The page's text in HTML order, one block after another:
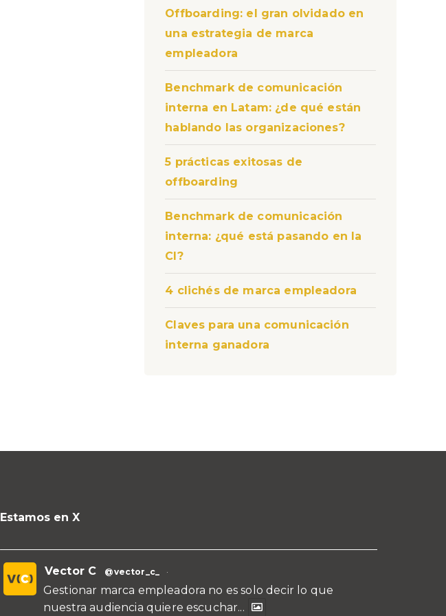
Offboarding: el gran olvidado en
una estrategia de marca
empleadora
Benchmark de comunicación
interna en Latam: ¿de qué están
hablando las organizaciones?
5 prácticas exitosas de
offboarding
Benchmark de comunicación
interna: ¿qué está pasando en la
CI?
4 clichés de marca empleadora
Claves para una comunicación
interna ganadora
Estamos en X
Vector C @vector_c_ ·
Gestionar marca empleadora no es solo decir lo que
nuestra audiencia quiere escuchar...